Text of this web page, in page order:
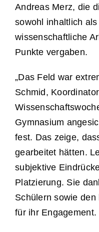
Andreas Merz, die
sowohl inhaltlich
wissenschaftliche
Punkte vergaben.
„Das Feld war
Schmid,
Gymnasium
fest. Das zeige,
gearbeitet hätten.
subjektive
Platzierung. Sie
Schülern sowie
für ihr Engagement.